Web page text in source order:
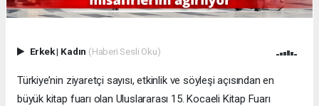
Erkek| Kadın (Haberi Sesli Oku)
Türkiye’nin ziyaretçi sayısı, etkinlik ve söyleşi açısından en
büyük kitap fuarı olan Uluslararası 15. Kocaeli Kitap Fuarı